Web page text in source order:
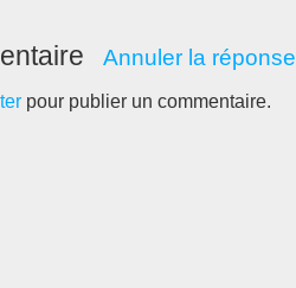
Annuler la réponse
pour publier un commentaire.